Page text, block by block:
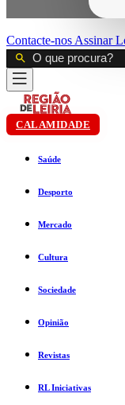
Contacte-nos Assinar
CALAMIDADE
Saúde
Desporto
Mercado
Cultura
Sociedade
Opinião
Revistas
RL Iniciativas